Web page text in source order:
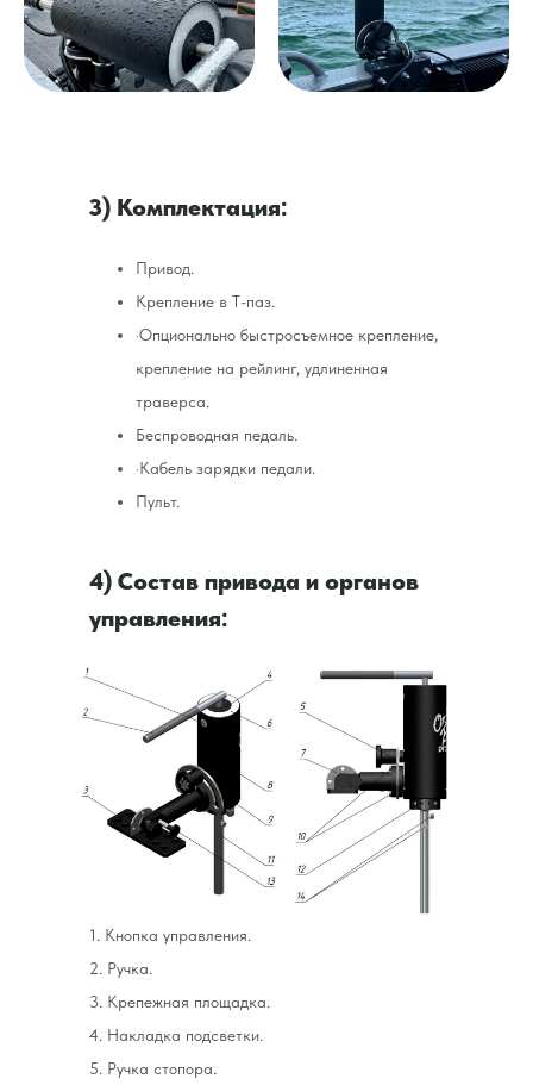
Привод.
Крепление в Т-паз.
·Опционально быстросъемное крепление,
крепление на рейлинг, удлиненная
траверса.
Беспроводная педаль.
·Кабель зарядки педали.
Пульт.
3) Комплектация:
4) Состав привода и органов
управления:
1. Кнопка управления.
2. Ручка.
3. Крепежная площадка.
4. Накладка подсветки.
5. Ручка стопора.